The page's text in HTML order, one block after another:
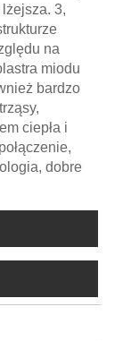
3,
na
miodu
bardzo
ciepła i
dobre